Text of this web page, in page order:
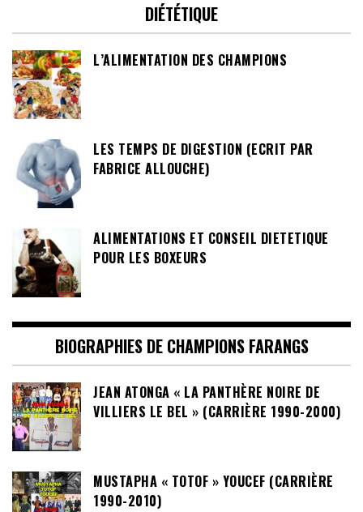
DIÉTÉTIQUE
L’ALIMENTATION DES CHAMPIONS
LES TEMPS DE DIGESTION (ECRIT PAR
FABRICE ALLOUCHE)
ALIMENTATIONS ET CONSEIL DIETETIQUE
POUR LES BOXEURS
BIOGRAPHIES DE CHAMPIONS FARANGS
JEAN ATONGA « LA PANTHÈRE NOIRE DE
VILLIERS LE BEL » (CARRIÈRE 1990-2000)
MUSTAPHA « TOTOF » YOUCEF (CARRIÈRE
1990-2010)